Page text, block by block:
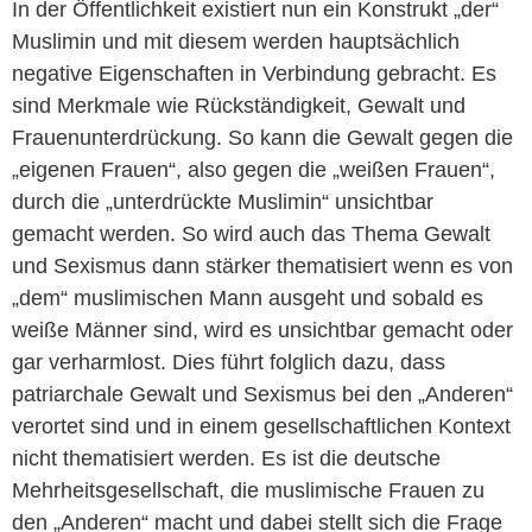
In der Öffentlichkeit existiert nun ein Konstrukt „der“
Muslimin und mit diesem werden hauptsächlich
negative Eigenschaften in Verbindung gebracht. Es
sind Merkmale wie Rückständigkeit, Gewalt und
Frauenunterdrückung. So kann die Gewalt gegen die
„eigenen Frauen“, also gegen die „weißen Frauen“,
durch die „unterdrückte Muslimin“ unsichtbar
gemacht werden. So wird auch das Thema Gewalt
und Sexismus dann stärker thematisiert wenn es von
„dem“ muslimischen Mann ausgeht und sobald es
weiße Männer sind, wird es unsichtbar gemacht oder
gar verharmlost. Dies führt folglich dazu, dass
patriarchale Gewalt und Sexismus bei den „Anderen“
verortet sind und in einem gesellschaftlichen Kontext
nicht thematisiert werden. Es ist die deutsche
Mehrheitsgesellschaft, die muslimische Frauen zu
den „Anderen“ macht und dabei stellt sich die Frage